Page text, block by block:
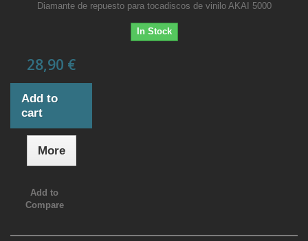
Diamante de repuesto para tocadiscos de vinilo AKAI 5000
In Stock
28,90 €
Add to
cart
More
Add to
Compare